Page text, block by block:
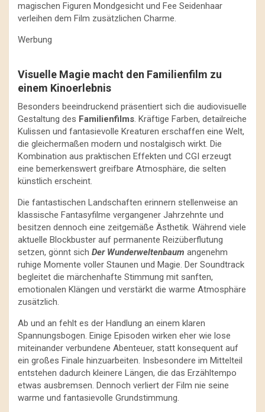
magischen Figuren Mondgesicht und Fee Seidenhaar
verleihen dem Film zusätzlichen Charme.
Werbung
Visuelle Magie macht den Familienfilm zu
einem Kinoerlebnis
Besonders beeindruckend präsentiert sich die audiovisuelle
Gestaltung des Familienfilms. Kräftige Farben, detailreiche
Kulissen und fantasievolle Kreaturen erschaffen eine Welt,
die gleichermaßen modern und nostalgisch wirkt. Die
Kombination aus praktischen Effekten und CGI erzeugt
eine bemerkenswert greifbare Atmosphäre, die selten
künstlich erscheint.
Die fantastischen Landschaften erinnern stellenweise an
klassische Fantasyfilme vergangener Jahrzehnte und
besitzen dennoch eine zeitgemäße Ästhetik. Während viele
aktuelle Blockbuster auf permanente Reizüberflutung
setzen, gönnt sich Der Wunderweltenbaum angenehm
ruhige Momente voller Staunen und Magie. Der Soundtrack
begleitet die märchenhafte Stimmung mit sanften,
emotionalen Klängen und verstärkt die warme Atmosphäre
zusätzlich.
Ab und an fehlt es der Handlung an einem klaren
Spannungsbogen. Einige Episoden wirken eher wie lose
miteinander verbundene Abenteuer, statt konsequent auf
ein großes Finale hinzuarbeiten. Insbesondere im Mittelteil
entstehen dadurch kleinere Längen, die das Erzähltempo
etwas ausbremsen. Dennoch verliert der Film nie seine
warme und fantasievolle Grundstimmung.